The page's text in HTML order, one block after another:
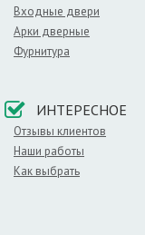
Входные двери
Арки дверные
Фурнитура
ИНТЕРЕСНОЕ
Отзывы клиентов
Наши работы
Как выбрать